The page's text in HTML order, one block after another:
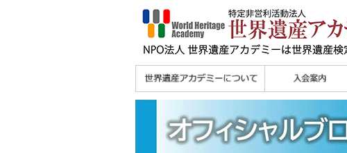
理念
メッセージ
主な活動内容
沿革
組織図・役員
研究員紹介 >>
宮澤 光 MIYAZAWA, Hikaru
研究員によるメディ
ア協力など
法人会員・協賛団体
／公認団体
メディア協力／プレ
スリリース
個人会員
法人会員
会報誌サンプル
会員限定ページ